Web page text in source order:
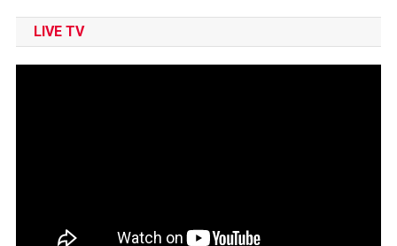
LIVE TV